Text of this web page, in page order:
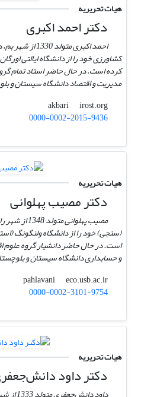
هیات تحریریه
دکتر احمد اکبری
احمد اکبری
کرده است. در حال حاضر استاد تمام
مدیریت و اقتصاد دانشگاه سیستان و
akbari
irost.org
0000-0002-2015-9436
هیات تحریریه
دکتر مصیب پهلوانی
مصیب
است. در حال حاضر دانشیار گروه علوم
و حسابداری دانشگاه سیستان و
pahlavani
eco.usb.ac.ir
0000-0002-3101-9754
هیات تحریریه
دکتر داود